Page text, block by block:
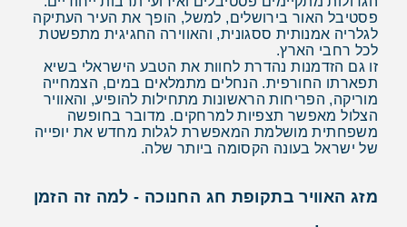
פסטיבל האור בירושלים, למשל, הופך את העיר העתיקה
לגלריה אמנותית ססגונית, והאווירה החגיגית מתפשטת
לכל רחבי הארץ.
זו גם הזדמנות נהדרת לחוות את הטבע הישראלי בשיא
תפארתו החורפית. הנחלים מתמלאים במים, הצמחייה
מוריקה, הפריחות הראשונות מתחילות להופיע, והאוויר
הצלול מאפשר תצפיות למרחקים. מדובר בחופשה
משפחתית מושלמת המאפשרת לגלות מחדש את יופייה
של ישראל בעונה הקסומה ביותר שלה.
מזג האוויר בתקופת חג החנוכה - למה זה הזמן